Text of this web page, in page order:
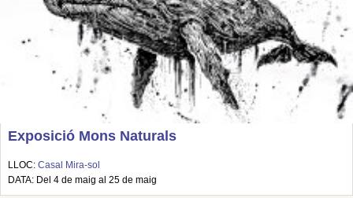
Exposició Mons Naturals
LLOC: Casal Mira-sol
DATA: Del 4 de maig al 25 de maig